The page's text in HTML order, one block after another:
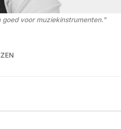
voor muziekinstrumenten."